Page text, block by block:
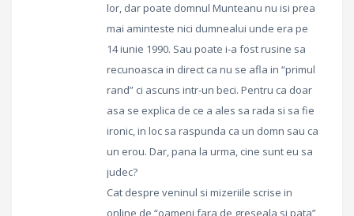
lor, dar poate domnul Munteanu nu isi prea
mai aminteste nici dumnealui unde era pe
14 iunie 1990. Sau poate i-a fost rusine sa
recunoasca in direct ca nu se afla in “primul
rand” ci ascuns intr-un beci. Pentru ca doar
asa se explica de ce a ales sa rada si sa fie
ironic, in loc sa raspunda ca un domn sau ca
un erou. Dar, pana la urma, cine sunt eu sa
judec?
Cat despre veninul si mizeriile scrise in